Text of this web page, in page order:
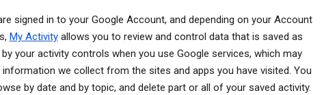
signed in to your Google Account, and depending on your Account
My Activityallows you to review and control data that is saved as
your activity controls when you use Google services, which may
information we collect from the sites and apps you have visited. You
by date and by topic, and delete part or all of your saved activity.